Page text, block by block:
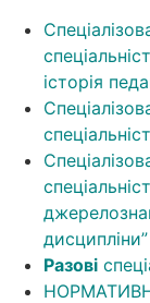
історія
дисципліни”
Разові